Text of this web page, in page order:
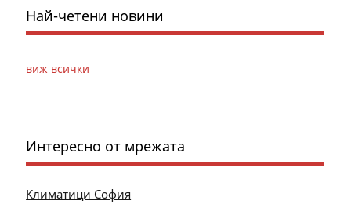
Най-четени новини
виж всички
Интересно от мрежата
Климатици София